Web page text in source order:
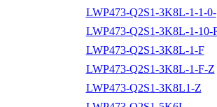
LWP473-Q2S1-3K8L-1-1-0-
LWP473-Q2S1-3K8L-1-10-
LWP473-Q2S1-3K8L-1-F
LWP473-Q2S1-3K8L-1-F-Z
LWP473-Q2S1-3K8L1-Z